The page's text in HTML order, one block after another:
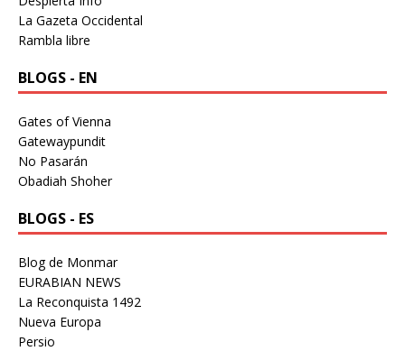
La Gazeta Occidental
Rambla libre
BLOGS - EN
Gates of Vienna
Gatewaypundit
No Pasarán
Obadiah Shoher
BLOGS - ES
Blog de Monmar
EURABIAN NEWS
La Reconquista 1492
Nueva Europa
Persio